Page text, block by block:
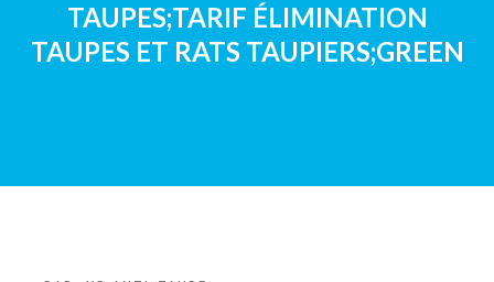
TAUPES;TARIF ÉLIMINATION
TAUPES ET RATS TAUPIERS;GREEN